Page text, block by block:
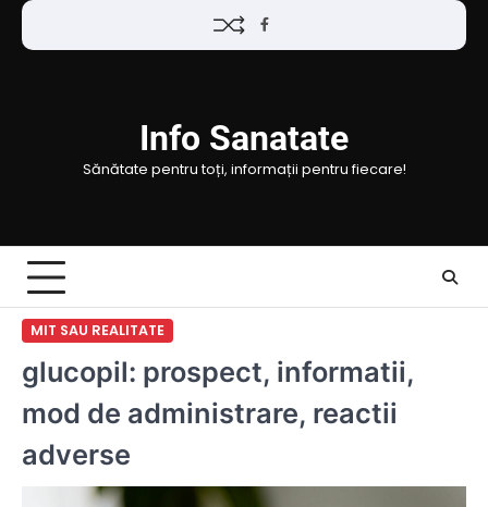
Skip
Facebook
Info Sanatate
Sănătate pentru toți, informații pentru fiecare!
MIT SAU REALITATE
glucopil: prospect, informatii,
mod de administrare, reactii
adverse